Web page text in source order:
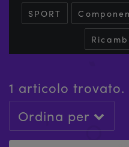
SPORT
1 articolo trovato.
Ordina per